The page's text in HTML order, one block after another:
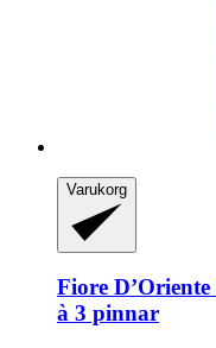
Varukorg
Fiore D’Oriente
à 3 pinnar